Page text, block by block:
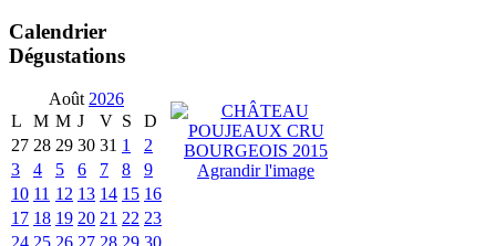
Calendrier
Dégustations
Août 2026
L
M M J V S
D
27 28 29 30 31 1
2
3
4 5 6 7 8
9
10 11 12 13 14 15 16
17 18 19 20 21 22 23
24 25 26 27 28 29 30
Agrandir l'image